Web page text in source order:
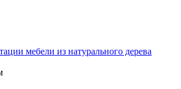
мебели из натурального дерева